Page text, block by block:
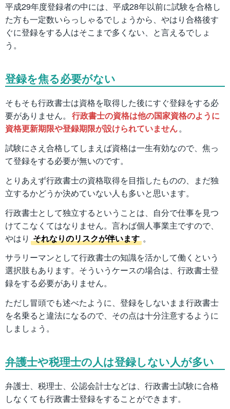
平成29年度登録者の中には、平成28年以前に試験を合格し
た方も一定数いらっしゃるでしょうから、やはり合格後す
ぐに登録をする人はそこまで多くない、と言えるでしょ
う。
登録を焦る必要がない
そもそも行政書士は資格を取得した後にすぐ登録をする必
要がありません。 行政書士の資格は他の国家資格のように
資格更新期限や登録期限が設けられていません。
試験にさえ合格してしまえば資格は一生有効なので、焦っ
て登録をする必要が無いのです。
とりあえず行政書士の資格取得を目指したものの、まだ独
立するかどうか決めていない人も多いと思います。
行政書士として独立するということは、自分で仕事を見つ
けてこなくてはなりません。言わば個人事業主ですので、
やはり それなりのリスクが伴います 。
サラリーマンとして行政書士の知識を活かして働くという
選択肢もあります。そういうケースの場合は、行政書士登
録をする必要がありません。
ただし冒頭でも述べたように、登録をしないまま行政書士
を名乗ると違法になるので、その点は十分注意するように
しましょう。
弁護士や税理士の人は登録しない人が多い
弁護士、税理士、公認会計士などは、行政書士試験に合格
しなくても行政書士登録をすることができます。